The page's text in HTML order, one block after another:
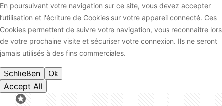
En poursuivant votre navigation sur ce site, vous devez accepter
l’utilisation et l'écriture de Cookies sur votre appareil connecté. Ces
Cookies permettent de suivre votre navigation, vous reconnaitre lors
de votre prochaine visite et sécuriser votre connexion. Ils ne seront
jamais utilisés à des fins commerciales.
Schließen
Ok
Accept All
